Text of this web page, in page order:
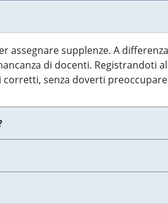
supplenze. A
di docenti. Registrandoti
senza doverti